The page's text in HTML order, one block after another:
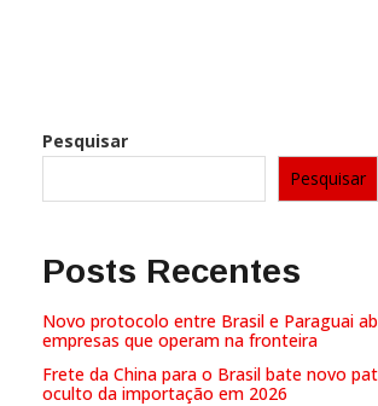
Pesquisar
Pesquisar
Posts Recentes
Novo protocolo entre Brasil e Paraguai
empresas que operam na fronteira
Frete da China para o Brasil bate novo
oculto da importação em 2026